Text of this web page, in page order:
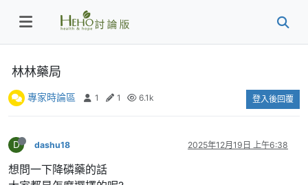
林林藥局
專家時論區 1 1 6.1k 登入後回覆
D dashu18 2025年12月19日 上午6:38
想問一下降磷藥的話